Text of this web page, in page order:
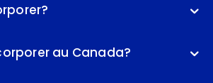
au Canada?